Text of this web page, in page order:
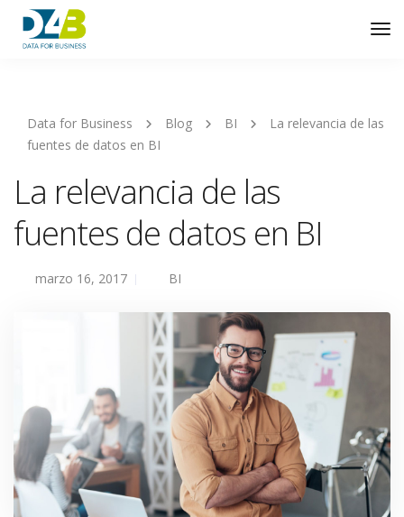
Data for Business Blog BI
La relevancia de las
fuentes de datos en BI
La relevancia de las
fuentes de datos en BI
marzo 16, 2017 BI